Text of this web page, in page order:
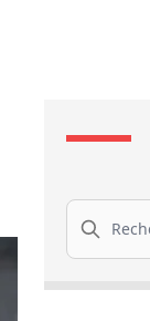
Recherche